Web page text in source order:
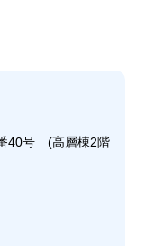
40号 (高層棟2階